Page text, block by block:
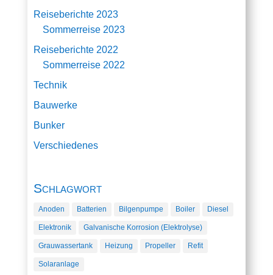
Reiseberichte 2023
Sommerreise 2023
Reiseberichte 2022
Sommerreise 2022
Technik
Bauwerke
Bunker
Verschiedenes
Schlagwort
Anoden Batterien Bilgenpumpe Boiler Diesel
Elektronik Galvanische Korrosion (Elektrolyse)
Grauwassertank Heizung Propeller Refit
Solaranlage